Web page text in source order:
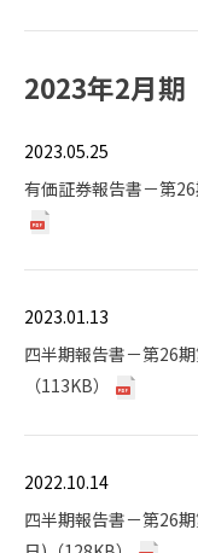
2023年2月期
2023.05.25
有価証券報告書－第
2023.01.13
四半期報告書－第26
（113KB）
2022.10.14
四半期報告書－第26